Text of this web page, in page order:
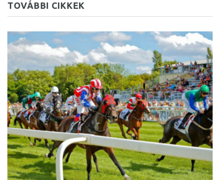
TOVÁBBI CIKKEK